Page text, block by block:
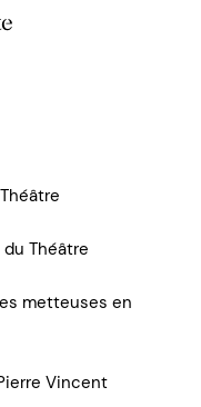
Théâtre
metteuses en
Vincent